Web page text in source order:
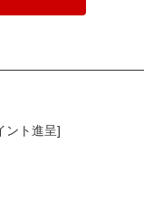
ント進呈]